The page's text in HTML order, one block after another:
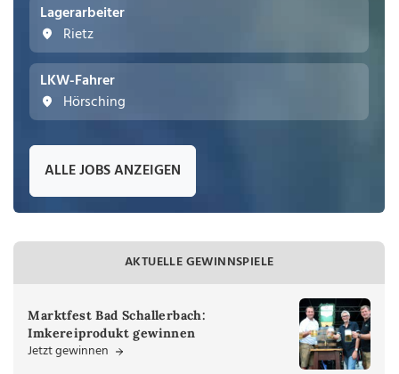
Lagerarbeiter
Rietz
LKW-Fahrer
Hörsching
ALLE JOBS ANZEIGEN
AKTUELLE GEWINNSPIELE
Marktfest Bad Schallerbach:
Imkereiprodukt gewinnen
Jetzt gewinnen